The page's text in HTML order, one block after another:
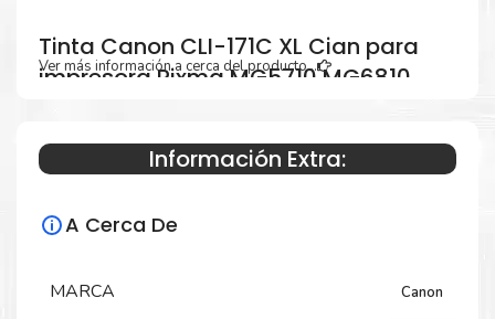
Tinta Canon CLI-171C XL Cian para
impresora Pixma MG5710 MG6810
TS8010 TS9010
Especificaciones Técnicas
Para impresoras:
Ver más información a cerca del producto...
Información Extra:
A Cerca De
MARCA Canon